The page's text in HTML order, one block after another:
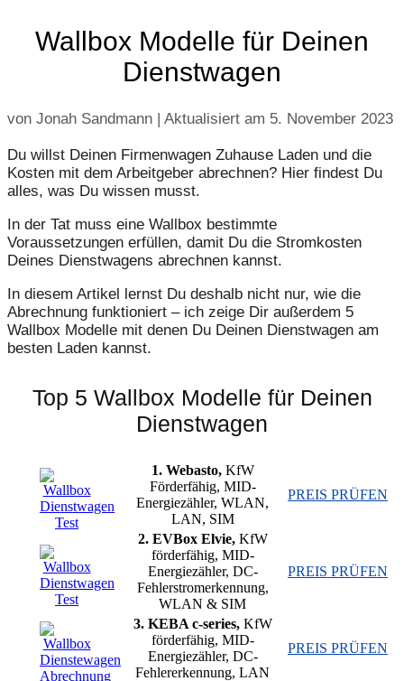
Wallbox Modelle für Deinen
Dienstwagen
von Jonah Sandmann | Aktualisiert am 5. November 2023
Du willst Deinen Firmenwagen Zuhause Laden und die
Kosten mit dem Arbeitgeber abrechnen? Hier findest Du
alles, was Du wissen musst.
In der Tat muss eine Wallbox bestimmte
Voraussetzungen erfüllen, damit Du die Stromkosten
Deines Dienstwagens abrechnen kannst.
In diesem Artikel lernst Du deshalb nicht nur, wie die
Abrechnung funktioniert – ich zeige Dir außerdem 5
Wallbox Modelle mit denen Du Deinen Dienstwagen am
besten Laden kannst.
Top 5 Wallbox Modelle für Deinen
Dienstwagen
1. Webasto, KfW
Förderfähig, MID-
Energiezähler, WLAN,
LAN, SIM
PREIS PRÜFEN
2. EVBox Elvie, KfW
förderfähig, MID-
Energiezähler, DC-
Fehlerstromerkennung,
WLAN & SIM
PREIS PRÜFEN
3. KEBA c-series, KfW
förderfähig, MID-
Energiezähler, DC-
Fehlererkennung, LAN
PREIS PRÜFEN